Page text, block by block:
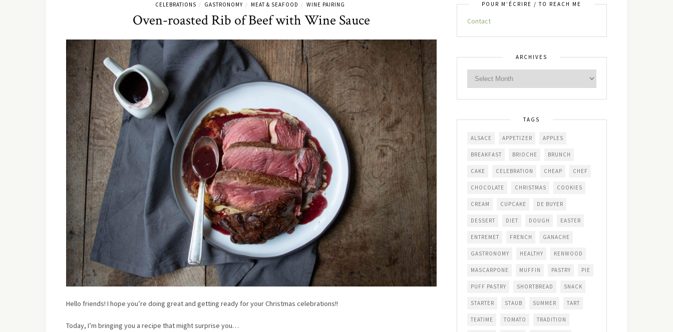
CELEBRATIONS / GASTRONOMY / MEAT & SEAFOOD / WINE PAIRING
Oven-roasted Rib of Beef with Wine Sauce
Hello friends! I hope you’re doing great and getting ready for your Christmas celebrations!!
Today, I’m bringing you a recipe that might surprise you…
POUR M’ÉCRIRE / TO REACH ME
Contact
ARCHIVES
TAGS
ALSACE APPETIZER APPLES
BREAKFAST BRIOCHE BRUNCH
CAKE CELEBRATION CHEAP CHEF
CHOCOLATE CHRISTMAS COOKIES
CREAM CUPCAKE DE BUYER
DESSERT DIET DOUGH EASTER
ENTREMET FRENCH GANACHE
GASTRONOMY HEALTHY KENWOOD
MASCARPONE MUFFIN PASTRY PIE
PUFF PASTRY SHORTBREAD SNACK
STARTER STAUB SUMMER TART
TEATIME TOMATO TRADITION